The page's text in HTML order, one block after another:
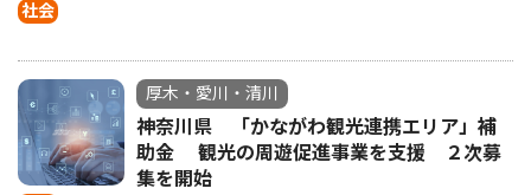
社会
厚木・愛川・清川
神奈川県 「かながわ観光連携エリア」補
助金 観光の周遊促進事業を支援 ２次募
集を開始